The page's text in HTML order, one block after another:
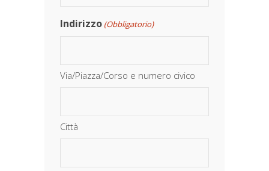
Indirizzo (Obbligatorio)
Via/Piazza/Corso e numero civico
Città